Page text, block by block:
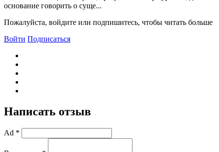
основание говорить о суще...
Пожалуйста, войдите или подпишитесь, чтобы читать больше
Войти Подписаться
Написать отзыв
Ad *